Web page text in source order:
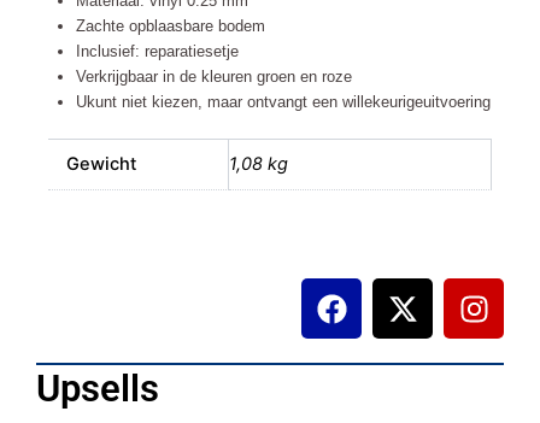
Zachte opblaasbare bodem
Inclusief: reparatiesetje
Verkrijgbaar in de kleuren groen en roze
Ukunt niet kiezen, maar ontvangt een willekeurigeuitvoering
Gewicht 1,08 kg
F
a
X
-
I
n
Upsells